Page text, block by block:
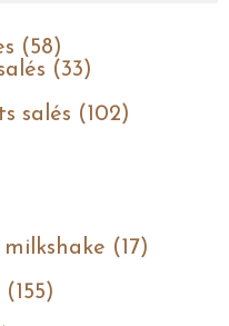
(58)
(33)
salés (102)
(17)